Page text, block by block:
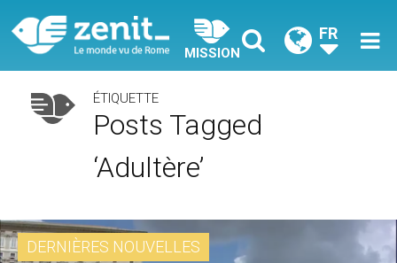
MISSION
FR
ÉTIQUETTE
Posts Tagged
‘adultère’
DERNIÈRES NOUVELLES